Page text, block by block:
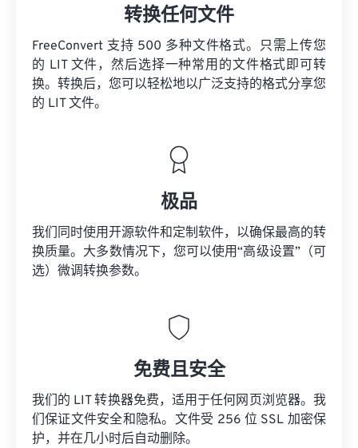
转换任何文件
FreeConvert 支持 500 多种文件格式。只需上传您
的 LIT 文件，然后选择一种常用的文件格式即可转
换。转换后，您可以轻松地以广泛支持的格式分享您
的 LIT 文件。
极品
我们同时使用开源软件和定制软件，以确保最高的转
换质量。大多数情况下，您可以使用“高级设置”（可
选）微调转换参数。
免费且安全
我们的 LIT 转换器免费，适用于任何网页浏览器。我
们保证文件安全和隐私。文件受 256 位 SSL 加密保
护，并在几小时后自动删除。